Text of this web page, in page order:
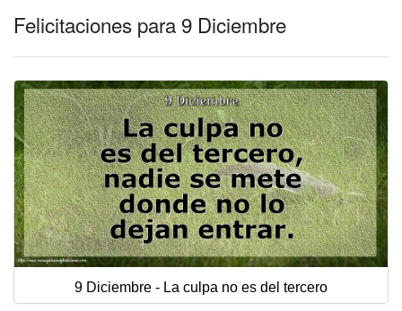
Felicitaciones para 9 Diciembre
9 Diciembre - La culpa no es del tercero